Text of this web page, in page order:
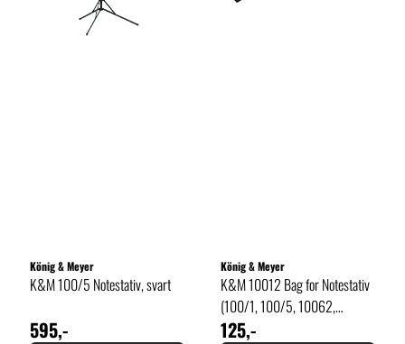
König & Meyer
K&M 100/5 Notestativ, svart
595,-
König & Meyer
K&M 10012 Bag for Notestativ
(100/1, 100/5, 10062,
100/65)
125,-